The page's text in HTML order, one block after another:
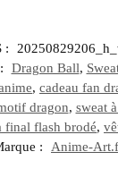
:
Dragon Ball,
, cadeau fan
dragon, sweat
final flash brodé,
:
Anime-